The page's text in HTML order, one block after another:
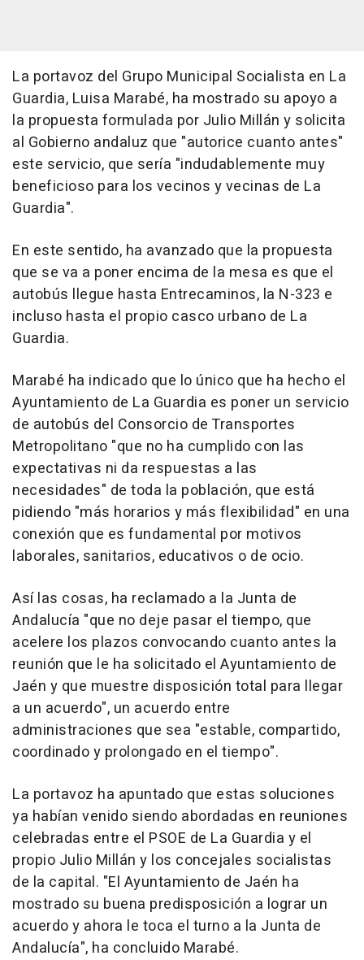
La portavoz del Grupo Municipal Socialista en La
Guardia, Luisa Marabé, ha mostrado su apoyo a
la propuesta formulada por Julio Millán y solicita
al Gobierno andaluz que "autorice cuanto antes"
este servicio, que sería "indudablemente muy
beneficioso para los vecinos y vecinas de La
Guardia".
En este sentido, ha avanzado que la propuesta
que se va a poner encima de la mesa es que el
autobús llegue hasta Entrecaminos, la N-323 e
incluso hasta el propio casco urbano de La
Guardia.
Marabé ha indicado que lo único que ha hecho el
Ayuntamiento de La Guardia es poner un servicio
de autobús del Consorcio de Transportes
Metropolitano "que no ha cumplido con las
expectativas ni da respuestas a las
necesidades" de toda la población, que está
pidiendo "más horarios y más flexibilidad" en una
conexión que es fundamental por motivos
laborales, sanitarios, educativos o de ocio.
Así las cosas, ha reclamado a la Junta de
Andalucía "que no deje pasar el tiempo, que
acelere los plazos convocando cuanto antes la
reunión que le ha solicitado el Ayuntamiento de
Jaén y que muestre disposición total para llegar
a un acuerdo", un acuerdo entre
administraciones que sea "estable, compartido,
coordinado y prolongado en el tiempo".
La portavoz ha apuntado que estas soluciones
ya habían venido siendo abordadas en reuniones
celebradas entre el PSOE de La Guardia y el
propio Julio Millán y los concejales socialistas
de la capital. "El Ayuntamiento de Jaén ha
mostrado su buena predisposición a lograr un
acuerdo y ahora le toca el turno a la Junta de
Andalucía", ha concluido Marabé.